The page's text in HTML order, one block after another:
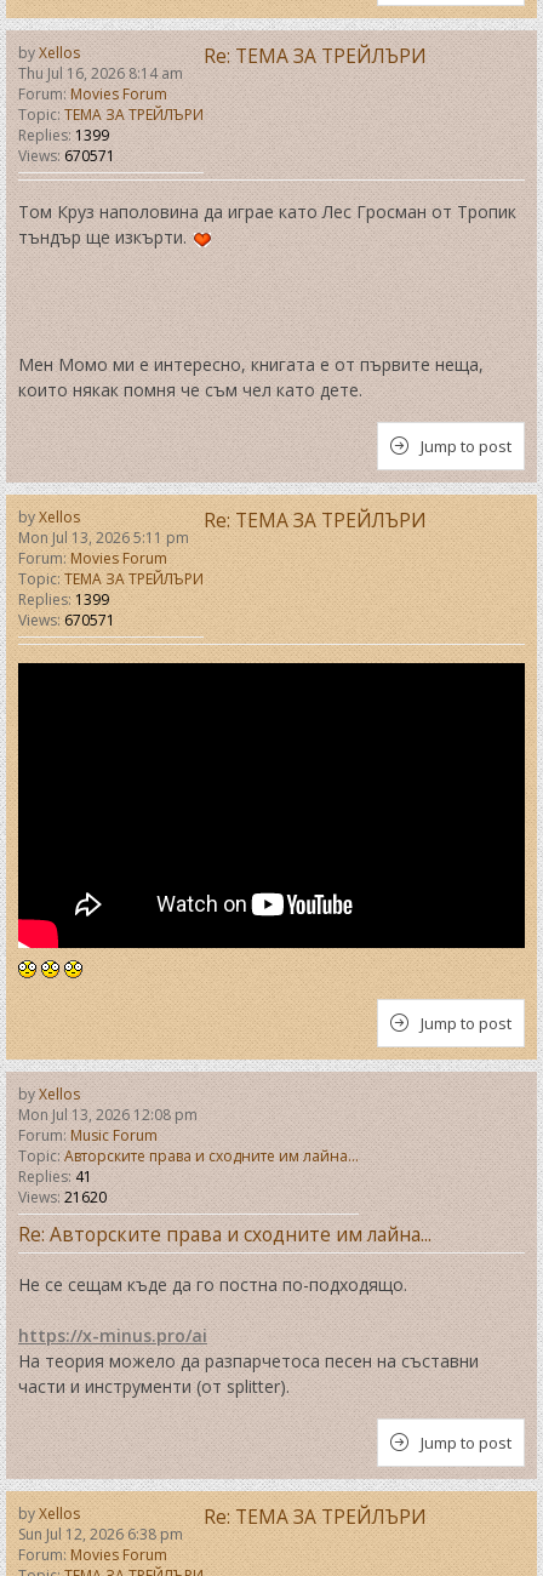
byXellos
Thu Jul 16, 2026 8:14 am
Forum:Movies Forum
Topic: ТЕМА ЗА ТРЕЙЛЪРИ
Replies:1399
Views:670571
Re: ТЕМА ЗА ТРЕЙЛЪРИ
Том Круз наполовина да играе като Лес Гросман от Тропик
тъндър ще изкърти.
Мен Момо ми е интересно, книгата е от първите неща,
които някак помня че съм чел като дете.
Jump to post
byXellos
Mon Jul 13, 2026 5:11 pm
Forum:Movies Forum
Topic:ТЕМА ЗА ТРЕЙЛЪРИ
Replies:1399
Views:670571
Re: ТЕМА ЗА ТРЕЙЛЪРИ
Jump to post
byXellos
Mon Jul 13, 2026 12:08 pm
Forum:Music Forum
Topic:Авторските права и сходните им лайна...
Replies:41
Views:21620
Re: Авторските права и сходните им лайна...
Не се сещам къде да го постна по-подходящо.
https://x-minus.pro/ai
На теория можело да разпарчетоса песен на съставни
части и инструменти (от splitter).
Jump to post
byXellos
Sun Jul 12, 2026 6:38 pm
Forum:Movies Forum
Re: ТЕМА ЗА ТРЕЙЛЪРИ